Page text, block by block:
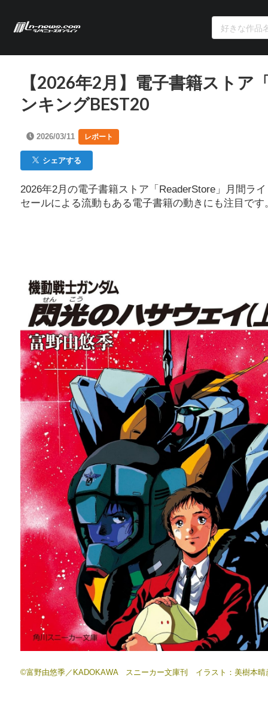
【2026年2月】電子書籍スト
ンキングBEST20
2026/03/11 レポート
シェアする
2026年2月の電子書籍ストア「ReaderStore」月間ラ
セールによる流動もある電子書籍の動きにも注目です
©富野由悠季／KADOKAWA スニーカー文庫刊 イラスト：美樹本晴